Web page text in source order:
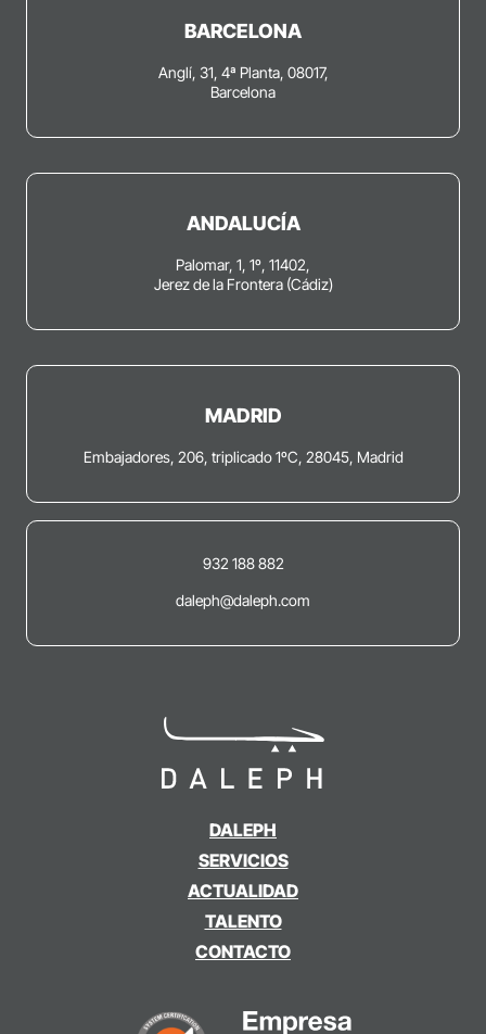
DALEPH
SERVICIOS
ACTUALIDAD
TALENTO
CONTACTO
BARCELONA
Anglí, 31, 4ª Planta, 08017,
Barcelona
ANDALUCÍA
Palomar, 1, 1º, 11402,
Jerez de la Frontera (Cádiz)
MADRID
Embajadores, 206, triplicado 1ºC, 28045, Madrid
932 188 882
daleph@daleph.com